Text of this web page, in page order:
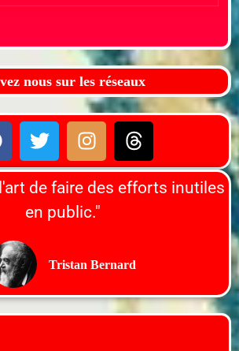
nous sur les réseaux
de faire des efforts inutiles
en public."
Tristan Bernard